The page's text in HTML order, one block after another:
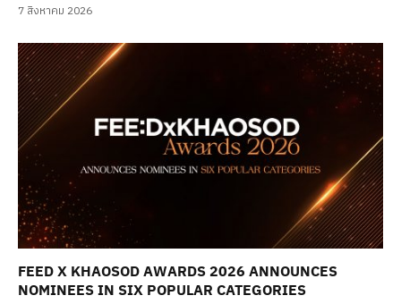
7 สิงหาคม 2026
FEED X KHAOSOD AWARDS 2026 ANNOUNCES
NOMINEES IN SIX POPULAR CATEGORIES